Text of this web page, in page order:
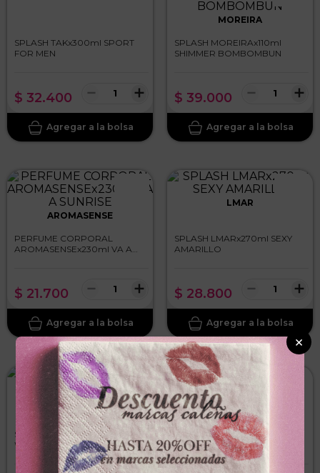
SPLASH TAKx300ml SPORT
FOR MEN
$ 32.400 ＋
－
MOREIRA
SPLASH MOREIRAx110ml
SHIMMER BOMBOMBUN
$ 39.000 ＋
－
AROMASENSE
PERFUME CORPORAL
AROMASENSEx230ml VA A
$ 21.700 ＋
－
LMAR
SPLASH LMARx270ml SEXY
AMARILLO
$ 28.800 ＋
－
ROSS D ELEN
SPLASH ROSS D ELENx150ml
WOW
OVERTURE
SPLASH OVERTUREx180ml
MOON ROSE
×